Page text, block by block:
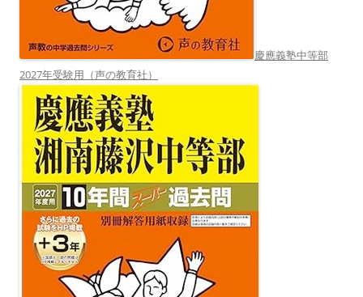
慶應義塾中等部
2027年受験用（声の教育社）